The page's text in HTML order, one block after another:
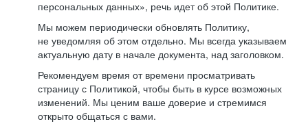
персональных данных», речь идет об этой Политике.
Мы можем периодически обновлять Политику,
не уведомляя об этом отдельно. Мы всегда указываем
актуальную дату в начале документа, над заголовком.
Рекомендуем время от времени просматривать
страницу с Политикой, чтобы быть в курсе возможных
изменений. Мы ценим ваше доверие и стремимся
открыто общаться с вами.